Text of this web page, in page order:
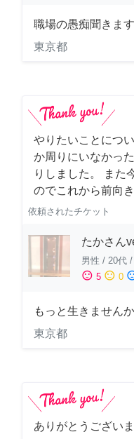
職場の愚痴聞きま
東京都
やりたいことにつ
か周りにいなかっ
りしました。 また
のでこれから前向
依頼されたチケット
たかさん
男性 / 20代 /
sentiment_satisfied 5 sentiment_neutral 0
もっと生きません
東京都
ありがとうございま